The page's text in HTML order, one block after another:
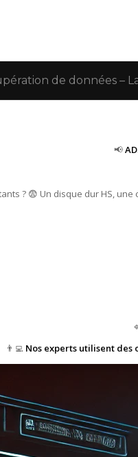
de données –
📢
? 😨 Un disque dur HS,
👨‍💻 Nos experts utilisent des